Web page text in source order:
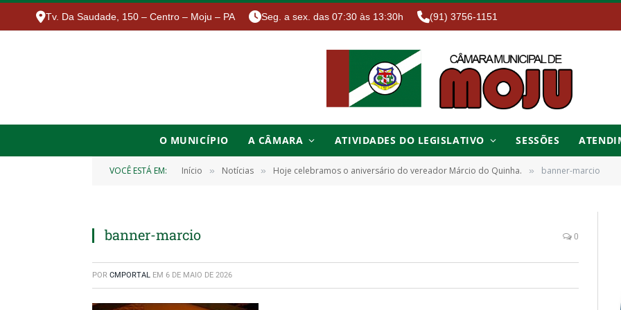
Tv. Da Saudade, 150 – Centro – Moju – PA Seg. a sex. das 07:30 às 13:30h (91) 3756-1151
O MUNICÍPIO A CÂMARA ATIVIDADES DO LEGISLATIVO SESSÕES
VOCÊ ESTÁ EM: Início » Notícias » Hoje celebramos o aniversário do vereador Márcio do Quinha. » banner-marcio
banner-marcio 0
POR CMPORTAL EM 6 DE MAIO DE 2026